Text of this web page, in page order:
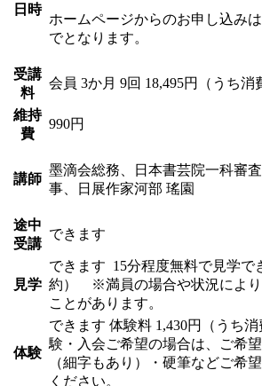
日時
ホームページからのお申し込み
でとなります。
受講
料
会員 3か月 9回 18,495円（うち消
維持
費
990円
講師
墨滴会総務、日本書芸院一科審
事、日展作家河部 瑤園
途中
受講
できます
見学
できます 15分程度無料で見学で
約） ※満員の場合や状況により
ことがあります。
体験
できます 体験料 1,430円（うち消
験・入会ご希望の場合は、ご希
（細字もあり）・硬筆などご希
ください。